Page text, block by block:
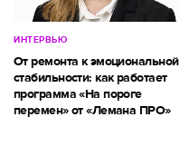
ИНТЕРВЬЮ
От ремонта к эмоциональной
стабильности: как работает
программа «На пороге
перемен» от «Лемана ПРО»